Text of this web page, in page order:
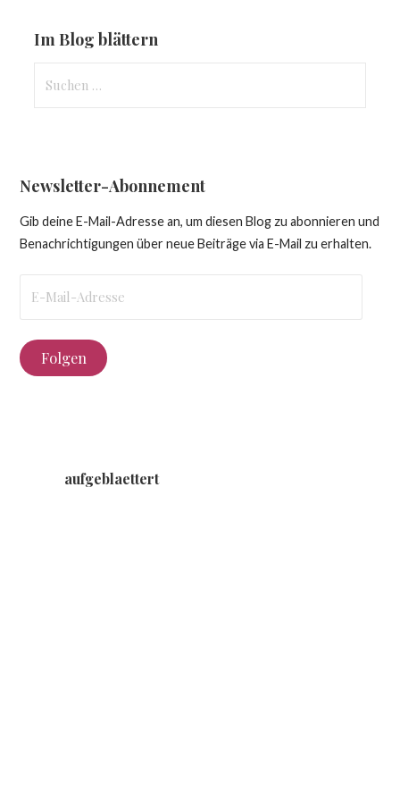
Im Blog blättern
nach:
Newsletter-Abonnement
Gib deine E-Mail-Adresse an, um diesen Blog zu abonnieren und
Benachrichtigungen über neue Beiträge via E-Mail zu erhalten.
Mail-
Folgen
aufgeblaettert